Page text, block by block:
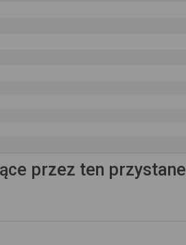
przez ten